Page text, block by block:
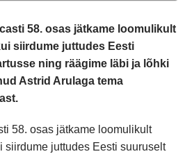
58. osas jätkame loomulikult
siirdume juttudes Eesti
ning räägime läbi ja lõhki
Astrid Arulaga tema
58. osas jätkame loomulikult
siirdume juttudes Eesti suuruselt